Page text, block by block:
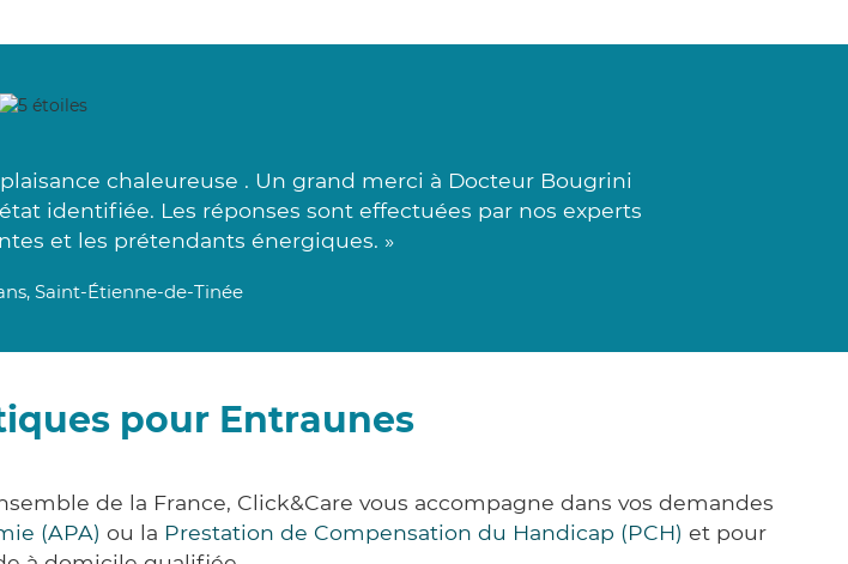
chaleureuse . Un grand merci à Docteur Bougrini
identifiée. Les réponses sont effectuées par nos experts
et les prétendants énergiques. »
Saint-Étienne-de-Tinée
pour Entraunes
de la France, Click&Care vous accompagne dans vos demandes
(APA) ou la Prestation de Compensation du Handicap (PCH) et pour